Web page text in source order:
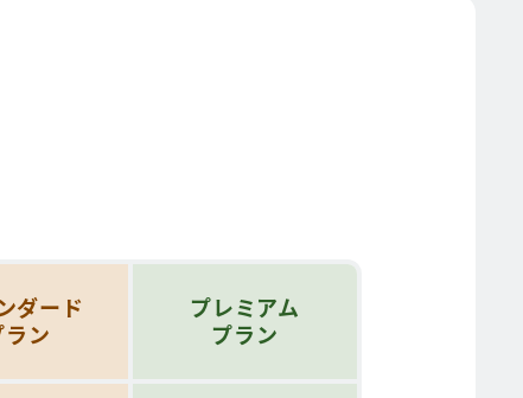
ダード
ラン
プレミアム
プラン